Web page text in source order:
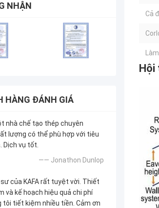
NHẬN
HÀNG ĐÁNH GIÁ
nhà chế tạo thép chuyên
lượng có thể phù hợp với tiêu
Dịch vụ tốt.
—— Jonathon Dunlop
của KAFA rất tuyệt vời. Thiết
và kế hoạch hiệu quả chi phí
tôi tiết kiệm nhiều tiền. Cảm ơn
Cả